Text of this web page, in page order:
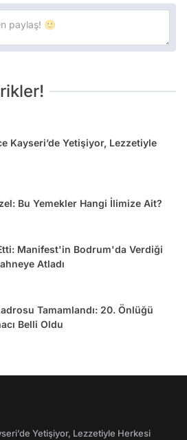
Kayseri’de Yetişiyor, Lezzetiyle
Bu Yemekler Hangi İlimize Ait?
Manifest'in Bodrum'da Verdiği
Atladı
Tamamlandı: 20. Önlüğü
Belli Oldu
Yetişiyor, Lezzetiyle Herkesi